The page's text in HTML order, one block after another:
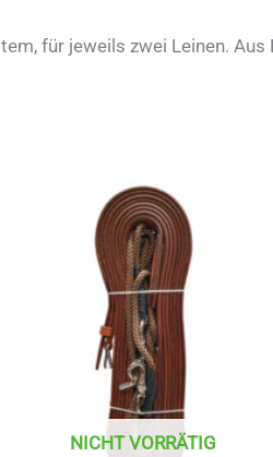
für jeweils zwei Leinen.
NICHT VORRÄTIG